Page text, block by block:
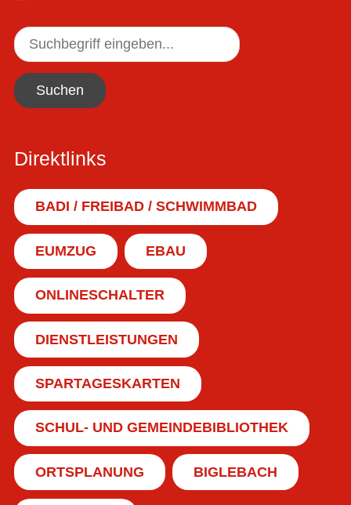
Direktlinks
BADI / FREIBAD / SCHWIMMBAD
EUMZUG EBAU
ONLINESCHALTER
DIENSTLEISTUNGEN
SPARTAGESKARTEN
SCHUL- UND GEMEINDEBIBLIOTHEK
ORTSPLANUNG BIGLEBACH
Suchen